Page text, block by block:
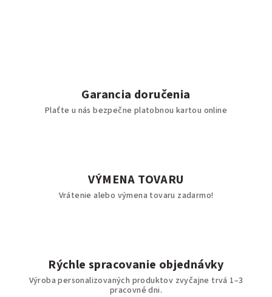
Garancia doručenia
Plaťte u nás bezpečne platobnou kartou online
VÝMENA TOVARU
Vrátenie alebo výmena tovaru zadarmo!
Rýchle spracovanie objednávky
Výroba personalizovaných produktov zvyčajne trvá 1–3
pracovné dni.